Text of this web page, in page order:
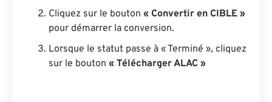
Cliquez sur le bouton « Convertir en CIBLE »
pour démarrer la conversion.
Lorsque le statut passe à « Terminé », cliquez
sur le bouton « Télécharger ALAC »